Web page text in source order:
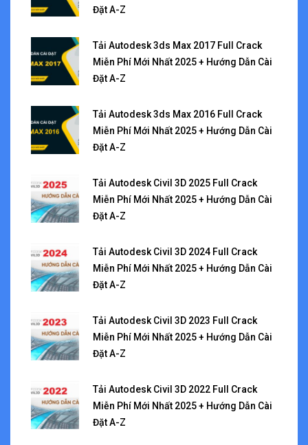
Đặt A-Z
Tải Autodesk 3ds Max 2017 Full Crack
Miễn Phí Mới Nhất 2025 + Hướng Dẫn Cài
Đặt A-Z
Tải Autodesk 3ds Max 2016 Full Crack
Miễn Phí Mới Nhất 2025 + Hướng Dẫn Cài
Đặt A-Z
Tải Autodesk Civil 3D 2025 Full Crack
Miễn Phí Mới Nhất 2025 + Hướng Dẫn Cài
Đặt A-Z
Tải Autodesk Civil 3D 2024 Full Crack
Miễn Phí Mới Nhất 2025 + Hướng Dẫn Cài
Đặt A-Z
Tải Autodesk Civil 3D 2023 Full Crack
Miễn Phí Mới Nhất 2025 + Hướng Dẫn Cài
Đặt A-Z
Tải Autodesk Civil 3D 2022 Full Crack
Miễn Phí Mới Nhất 2025 + Hướng Dẫn Cài
Đặt A-Z